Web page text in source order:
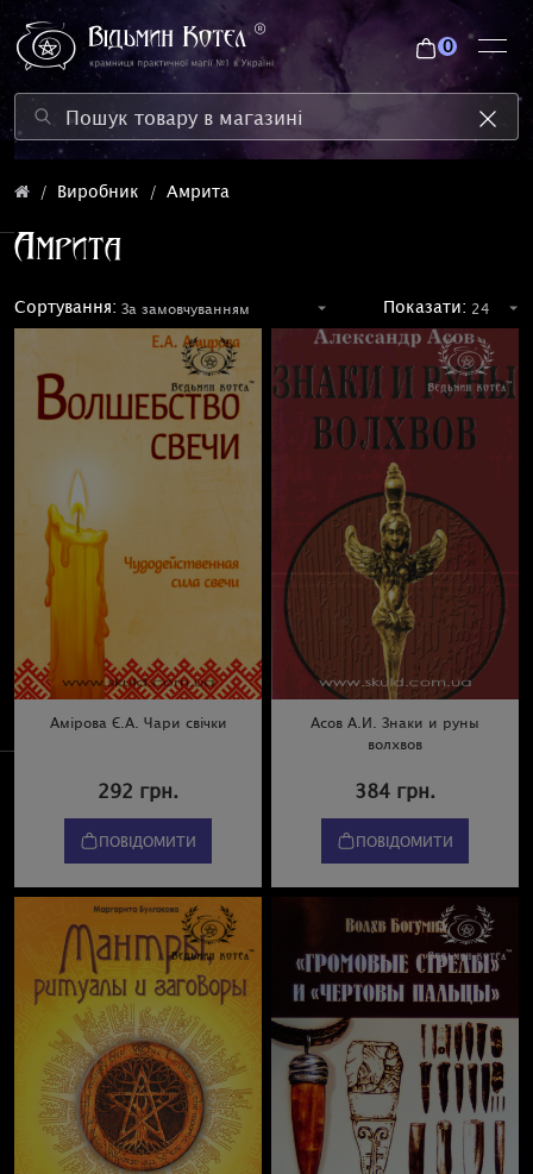
0
Виробник Амрита
Амрита
Сортування: Показати:
Амірова Є.А. Чари свічки
292 грн.
ПОВІДОМИТИ
Асов А.И. Знаки и руны
волхвов
384 грн.
ПОВІДОМИТИ